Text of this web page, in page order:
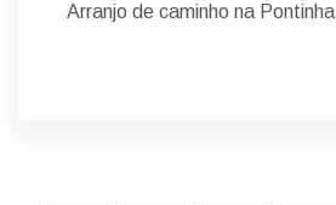
Arranjo de caminho na Pontinha